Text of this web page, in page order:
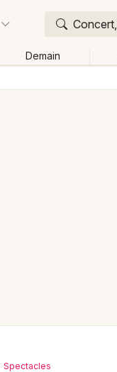
Demain
Spectacles